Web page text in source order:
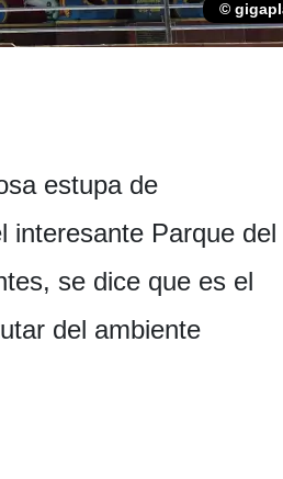
©
estupa de
interesante Parque del
se dice que es el
del ambiente